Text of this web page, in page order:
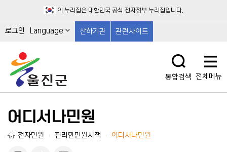
이 누리집은 대한민국 공식 전자정부 누리집입니다.
로그인 Language 산하기관 관련사이트
통합검색 전체메뉴
어디서나민원
전자민원 편리한민원시책 어디서나민원